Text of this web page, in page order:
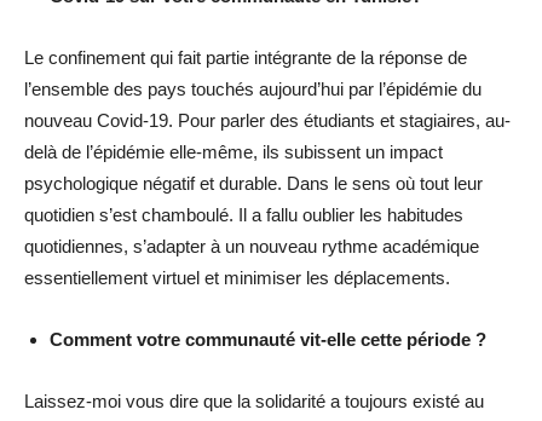
Le confinement qui fait partie intégrante de la réponse de
l’ensemble des pays touchés aujourd’hui par l’épidémie du
nouveau Covid-19. Pour parler des étudiants et stagiaires, au-
delà de l’épidémie elle-même, ils subissent un impact
psychologique négatif et durable. Dans le sens où tout leur
quotidien s’est chamboulé. Il a fallu oublier les habitudes
quotidiennes, s’adapter à un nouveau rythme académique
essentiellement virtuel et minimiser les déplacements.
Comment votre communauté vit-elle cette période ?
Laissez-moi vous dire que la solidarité a toujours existé au